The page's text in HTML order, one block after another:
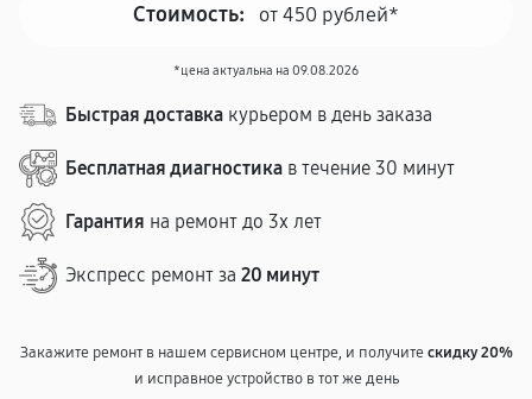
Стоимость: от 450 рублей*
*цена актуальна на 09.08.2026
Быстрая доставка курьером в день заказа
Бесплатная диагностика в течение 30 минут
Гарантия на ремонт до 3х лет
Экспресс ремонт за 20 минут
Закажите ремонт в нашем сервисном центре, и получитескидку 20%
и исправное устройство в тот же день